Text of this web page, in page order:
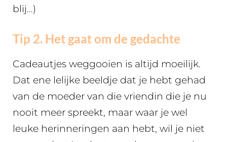
blij…)
Tip 2. Het gaat om de gedachte
Cadeautjes weggooien is altijd moeilijk.
Dat ene lelijke beeldje dat je hebt gehad
van de moeder van die vriendin die je nu
nooit meer spreekt, maar waar je wel
leuke herinneringen aan hebt, wil je niet